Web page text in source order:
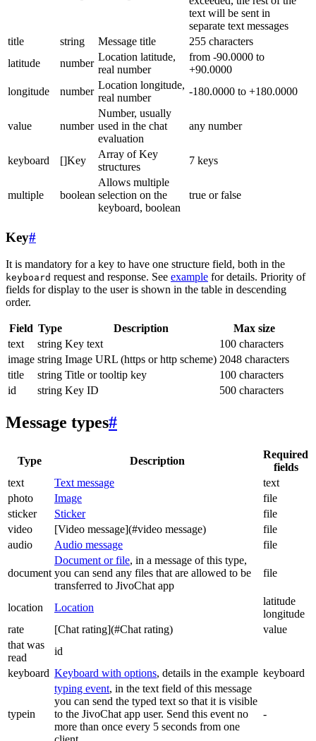
text will be sent in
separate text messages
title
string Message title
255 characters
latitude
number
Location latitude,
real number
from -90.0000 to
+90.0000
longitude
number
Location longitude,
real number
-180.0000 to +180.0000
value number
Number, usually
used in the chat
evaluation
any number
keyboard []Key
Array of Key
structures
7 keys
multiple boolean
Allows multiple
selection on the
keyboard, boolean
true or false
Key#
It is mandatory for a key to have one structure field, both in the
keyboard request and response. See example for details. Priority of
fields for display to the user is shown in the table in descending
order.
Field Type Description
Max size
text
string Key text
100 characters
image string Image URL (https or http scheme) 2048 characters
title
string Title or tooltip key
100 characters
id
string Key ID 500 characters
Message types#
Type Description
Required
fields
text
Text message
text
photo
Image
file
sticker
Sticker
file
video
[Video message](#video message)
file
audio
Audio message file
document
Document or file, in a message of this type,
you can send any files that are allowed to be
transferred to JivoChat app
file
location Location
latitude
longitude
rate
[Chat rating](#Chat rating)
value
that was
read
id
keyboard Keyboard with options, details in the example keyboard
typein
typing event, in the text field of this message
you can send the typed text so that it is visible
to the JivoChat app user. Send this event no
more than once every 5 seconds from one
-